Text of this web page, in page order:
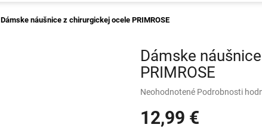
Dámske náušnice z chirurgickej ocele PRIMROSE
Dámske
PRIMROSE
Priemerné
produktu
je
Neohodnotené Podrobnosti
12,99 €